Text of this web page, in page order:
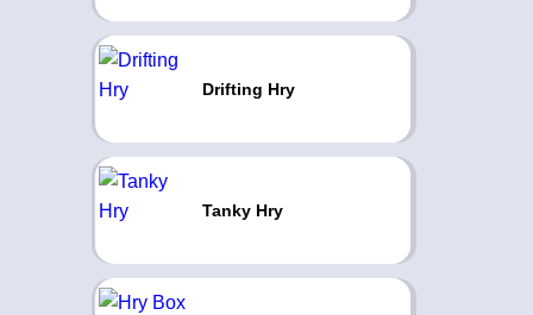
Drifting Hry
Tanky Hry